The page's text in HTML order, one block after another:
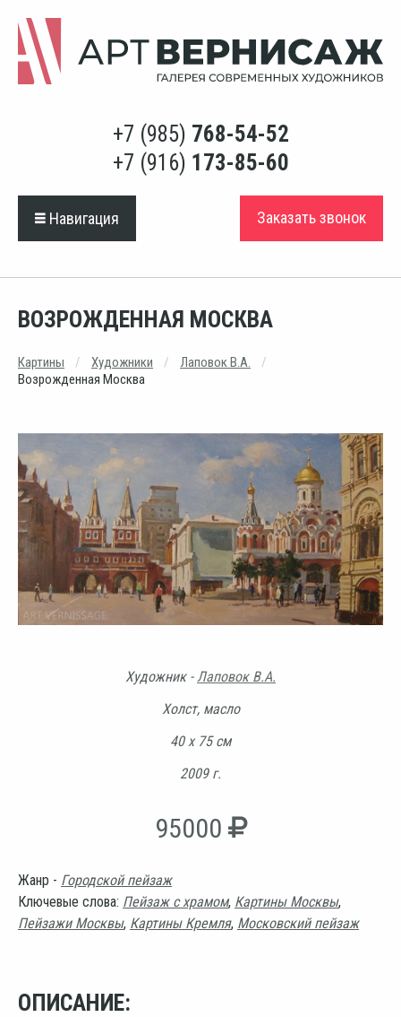
+7 (985) 768-54-52
+7 (916) 173-85-60
Навигация Заказать звонок
ВОЗРОЖДЕННАЯ МОСКВА
Картины Художники
Лаповок В.А.
Возрожденная Москва
Художник -Лаповок В.А.
Холст, масло
40 х 75 см
2009 г.
95000
Жанр - Городской пейзаж
Ключевые слова: Пейзаж с храмом, Картины Москвы,
Пейзажи Москвы, Картины Кремля, Московский пейзаж
ОПИСАНИЕ: